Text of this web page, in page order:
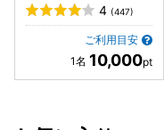
4 (447)
ご利用目安
10,000